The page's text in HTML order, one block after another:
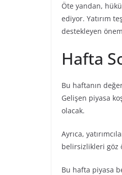
Öte yandan,
ediyor. Yatırım
destekleyen
Hafta
Bu haftanın
Gelişen piyasa
olacak.
Ayrıca,
belirsizlikleri göz
Bu hafta piyasa